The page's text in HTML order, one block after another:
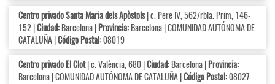
Centro privado Santa Maria dels Apòstols| c. Pere IV, 562/rbla. Prim, 146-
152 |Ciudad:Barcelona |Provincia:Barcelona | COMUNIDAD AUTÓNOMA DE
CATALUÑA |Código Postal:08019
Centro privado El Clot| c. València, 680 |Ciudad:Barcelona |Provincia:
Barcelona | COMUNIDAD AUTÓNOMA DE CATALUÑA |Código Postal:08027